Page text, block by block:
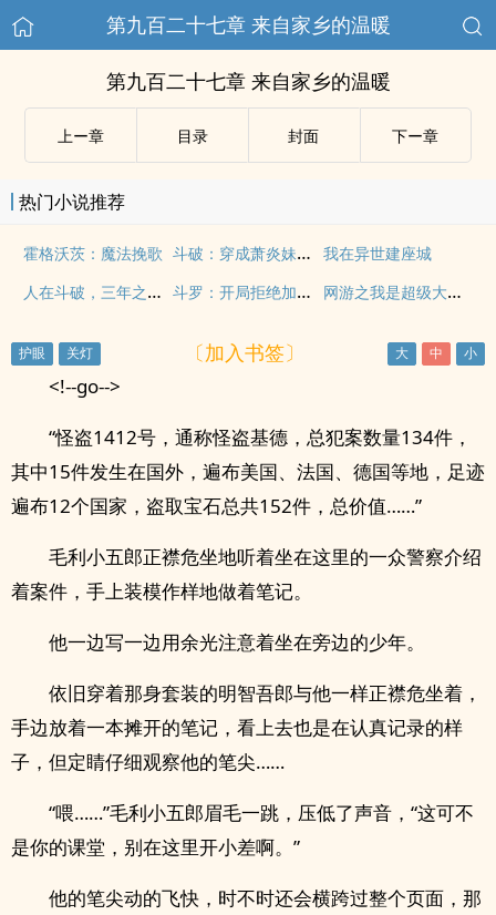
第九百二十七章 来自家乡的温暖
第九百二十七章 来自家乡的温暖
上ー章 目录 封面 下ー章
热门小说推荐
霍格沃茨：魔法挽歌 斗破：穿成萧炎妹妹后我被团宠了 我在异世建座城
人在斗破，三年之期已到 斗罗：开局拒绝加入史莱克 网游之我是超级大反派
〔加入书签〕
<!--go-->
“怪盗1412号，通称怪盗基德，总犯案数量134件，
其中15件发生在国外，遍布美国、法国、德国等地，足迹
遍布12个国家，盗取宝石总共152件，总价值……”
毛利小五郎正襟危坐地听着坐在这里的一众警察介绍
着案件，手上装模作样地做着笔记。
他一边写一边用余光注意着坐在旁边的少年。
依旧穿着那身套装的明智吾郎与他一样正襟危坐着，
手边放着一本摊开的笔记，看上去也是在认真记录的样
子，但定睛仔细观察他的笔尖……
“喂……”毛利小五郎眉毛一跳，压低了声音，“这可不
是你的课堂，别在这里开小差啊。”
他的笔尖动的飞快，时不时还会横跨过整个页面，那